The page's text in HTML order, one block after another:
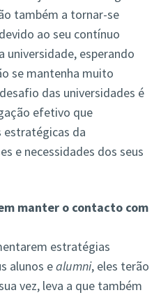
também a tornar-se
ao seu contínuo
universidade, esperando
se mantenha muito
das universidades é
efetivo que
estratégicas da
e necessidades dos seus
manter o contacto com
estratégias
alunos ealumni, eles terão
vez, leva a que também